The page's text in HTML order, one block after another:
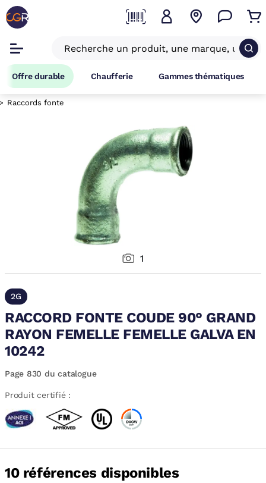
Offre durable Chaufferie Gammes thématiques
Raccords fonte
1
2G
RACCORD FONTE COUDE 90° GRAND
RAYON FEMELLE FEMELLE GALVA EN
10242
Page 830 du catalogue
Produit certifié :
10 références disponibles